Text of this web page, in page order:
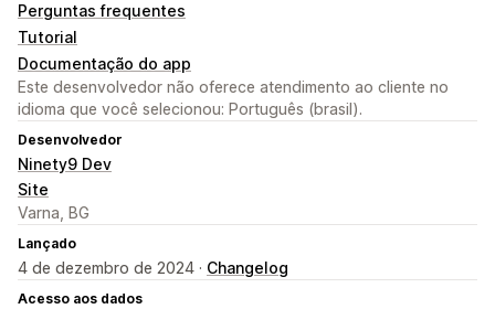
Perguntas frequentes
Tutorial
Documentação do app
Este desenvolvedor não oferece atendimento ao cliente no
idioma que você selecionou: Português (brasil).
Desenvolvedor
Ninety9 Dev
Site
Varna, BG
Lançado
4 de dezembro de 2024 · Changelog
Acesso aos dados